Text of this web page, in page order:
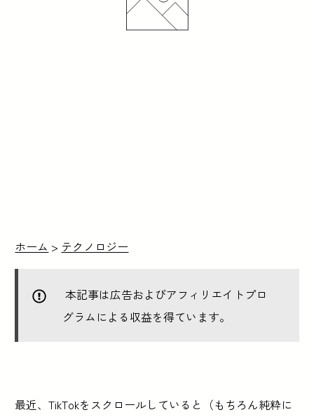
ホーム > テクノロジー
本記事は広告およびアフィリエイトプロ
グラムによる収益を得ています。
最近、TikTokをスクロールしていると（もちろん純粋に